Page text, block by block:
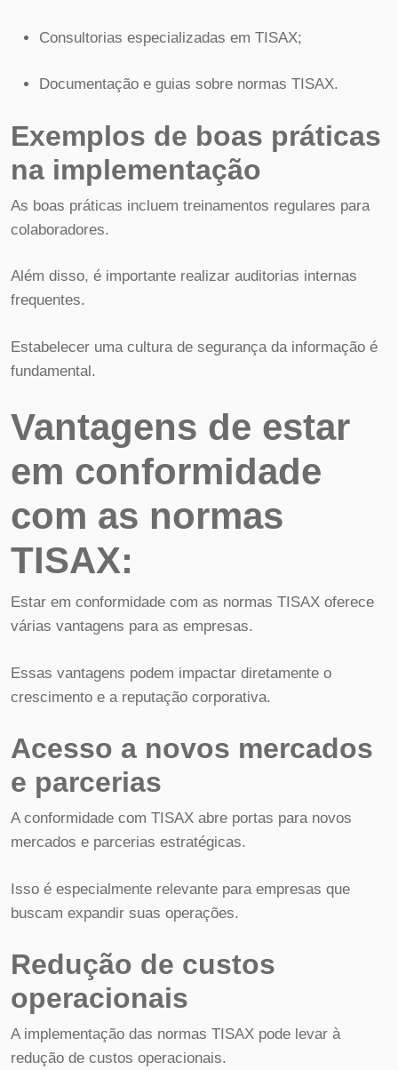
Consultorias especializadas em TISAX;
Documentação e guias sobre normas TISAX.
Exemplos de boas práticas
na implementação
As boas práticas incluem treinamentos regulares para
colaboradores.
Além disso, é importante realizar auditorias internas
frequentes.
Estabelecer uma cultura de segurança da informação é
fundamental.
Vantagens de estar
em conformidade
com as normas
TISAX:
Estar em conformidade com as normas TISAX oferece
várias vantagens para as empresas.
Essas vantagens podem impactar diretamente o
crescimento e a reputação corporativa.
Acesso a novos mercados
e parcerias
A conformidade com TISAX abre portas para novos
mercados e parcerias estratégicas.
Isso é especialmente relevante para empresas que
buscam expandir suas operações.
Redução de custos
operacionais
A implementação das normas TISAX pode levar à
redução de custos operacionais.